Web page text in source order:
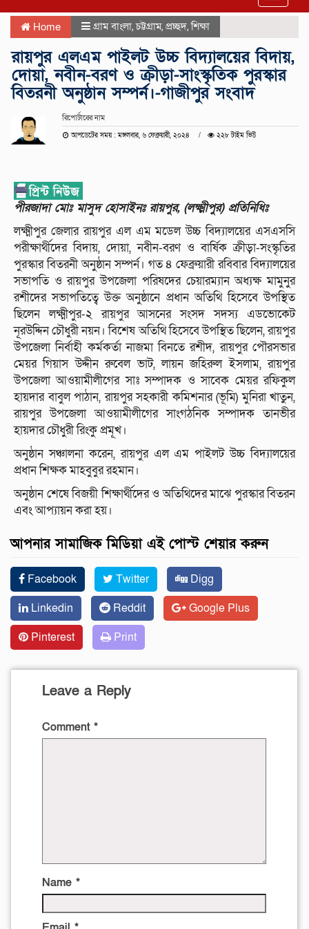
Home গ্রাম বাংলা,চট্টগ্রাম, প্রচ্ছদ,শিক্ষা
রায়পুর এলএম পাইলট উচ্চ বিদ্যালয়ের বিদায়,
দোয়া, নবীন-বরণ ও ক্রীড়া-সাংস্কৃতিক পুরস্কার
বিতরনী অনুষ্ঠান সম্পর্ন।-গাজীপুর সংবাদ
রিপোর্টারের নাম
আপডেটের সময় : মঙ্গলবার, ৬ ফেব্রুয়ারী, ২০২৪ ২২৮ টাইম ভিউ
পীরজাদা মোঃ মাসুদ হোসাইনঃ রায়পুর, (লক্ষ্মীপুর) প্রতিনিধিঃ
লক্ষ্মীপুর জেলার রায়পুর এল এম মডেল উচ্চ বিদ্যালয়ের এসএসসি
পরীক্ষার্থীদের বিদায়, দোয়া, নবীন-বরণ ও বার্ষিক ক্রীড়া-সংস্কৃতির
পুরস্কার বিতরনী অনুষ্ঠান সম্পর্ন। গত ৪ ফেব্রুয়ারী রবিবার বিদ্যালয়ের
সভাপতি ও রায়পুর উপজেলা পরিষদের চেয়ারম্যান অধ্যক্ষ মামুনুর
রশীদের সভাপতিত্বে উক্ত অনুষ্ঠানে প্রধান অতিথি হিসেবে উপস্থিত
ছিলেন লক্ষ্মীপুর-২ রায়পুর আসনের সংসদ সদস্য এডভোকেট
নূরউদ্দিন চৌধুরী নয়ন। বিশেষ অতিথি হিসেবে উপস্থিত ছিলেন, রায়পুর
উপজেলা নির্বাহী কর্মকর্তা নাজমা বিনতে রশীদ, রায়পুর পৌরসভার
মেয়র গিয়াস উদ্দীন রুবেল ভাট, লায়ন জহিরুল ইসলাম, রায়পুর
উপজেলা আওয়ামীলীগের সাঃ সম্পাদক ও সাবেক মেয়র রফিকুল
হায়দার বাবুল পাঠান, রায়পুর সহকারী কমিশনার (ভূমি) মুনিরা খাতুন,
রায়পুর উপজেলা আওয়ামীলীগের সাংগঠনিক সম্পাদক তানভীর
হায়দার চৌধুরী রিংকু প্রমূখ।
অনুষ্ঠান সঞ্চালনা করেন, রায়পুর এল এম পাইলট উচ্চ বিদ্যালয়ের
প্রধান শিক্ষক মাহবুবুর রহমান।
অনুষ্ঠান শেষে বিজয়ী শিক্ষার্থীদের ও অতিথিদের মাঝে পুরস্কার বিতরন
এবং আপ্যায়ন করা হয়।
আপনার সামাজিক মিডিয়া এই পোস্ট শেয়ার করুন
Facebook Twitter
Digg
Linkedin
Reddit
Google Plus
Pinterest
Print
Leave a Reply
Comment *
Name *